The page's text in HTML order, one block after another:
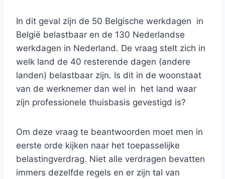
In dit geval zijn de 50 Belgische werkdagen in
België belastbaar en de 130 Nederlandse
werkdagen in Nederland. De vraag stelt zich in
welk land de 40 resterende dagen (andere
landen) belastbaar zijn. Is dit in de woonstaat
van de werknemer dan wel in het land waar
zijn professionele thuisbasis gevestigd is?
Om deze vraag te beantwoorden moet men in
eerste orde kijken naar het toepasselijke
belastingverdrag. Niet alle verdragen bevatten
immers dezelfde regels en er zijn tal van